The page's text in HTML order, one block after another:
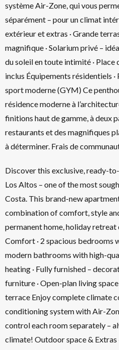
système Air-Zone, qui vous
séparément – pour un climat
extérieur et extras · Grande
magnifique · Solarium privé –
du soleil en toute intimité ·
inclus Équipements résidentiels ·
sport moderne (GYM) Ce
résidence moderne à
finitions haut de gamme, à deux
restaurants et des magnifiques
à déterminer. Frais de
Discover this exclusive, ready-
Los Altos – one of the most
Costa. This brand-new
combination of comfort, style
permanent home, holiday
Comfort · 2 spacious bedrooms
modern bathrooms with high-
heating · Fully furnished –
furniture · Open-plan living
terrace Enjoy complete climate
conditioning system with Air-
control each room separately –
climate! Outdoor space &